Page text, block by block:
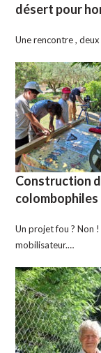
désert pour
Une rencontre ,
Construction
colombophiles
Un projet fou ? Non
mobilisateur.…